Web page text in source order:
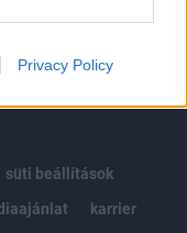
Privacy Policy
süti beállítások
karrier